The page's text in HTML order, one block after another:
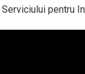
pentru